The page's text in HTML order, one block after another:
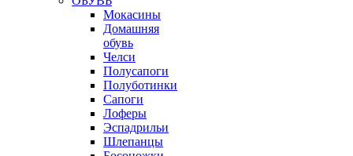
Мокасины
Домашняя
обувь
Челси
Полусапоги
Полуботинки
Сапоги
Лоферы
Эспадрильи
Шлепанцы